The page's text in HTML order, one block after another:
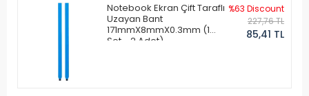
Notebook Ekran Çift Taraflı
Uzayan Bant
171mmX8mmX0.3mm (1
Set - 2 Adet)
%63 Discount
227,76 TL
85,41 TL